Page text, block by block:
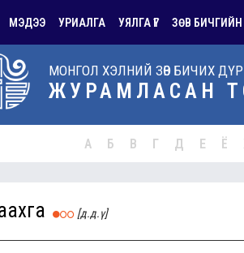
МЭДЭЭ УРИАЛГА УЯЛГА ҮГ ЗӨВ БИЧГИЙН
МОНГОЛ ХЭЛНИЙ ЗӨВ БИЧИХ
ЖУРАМЛАСАН
А Б В Г Д Е Ё
[д.д.ү]